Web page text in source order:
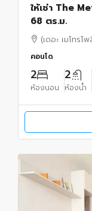
ให้เช่า The
68 ตร.ม.
(เดอะ เมโทรโ
คอนโด
2
ห้องนอน
2
ห้องน้ำ